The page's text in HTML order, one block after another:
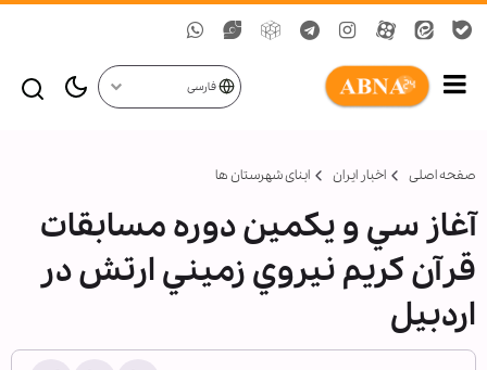
فارسی
صفحه اصلی اخبار ایران ابنای شهرستان ها
آغاز سي و يكمين دوره مسابقات
قرآن كريم نيروي زميني ارتش در
اردبيل